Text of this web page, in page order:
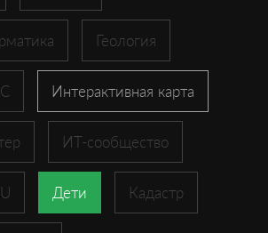
Геология
Интерактивная карта
ИТ-сообщество
Дети Кадастр